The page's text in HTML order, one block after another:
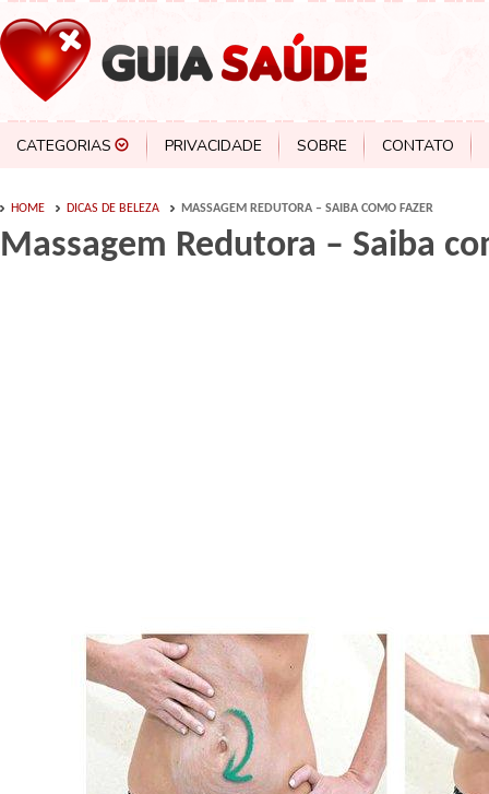
CATEGORIAS PRIVACIDADE SOBRE CONTATO
HOME DICAS DE BELEZA MASSAGEM REDUTORA – SAIBA COMO FAZER
Massagem Redutora – Saiba